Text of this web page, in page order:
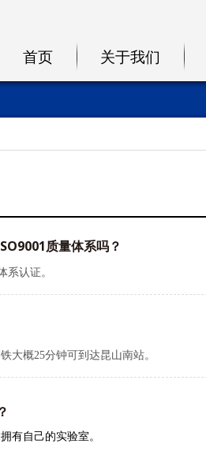
首页 关于我们
质量体系吗？
系认证。
大概25分钟可到达昆山南站。
有自己的实验室。